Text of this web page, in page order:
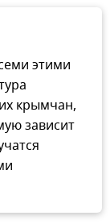
этими
крымчан,
зависит